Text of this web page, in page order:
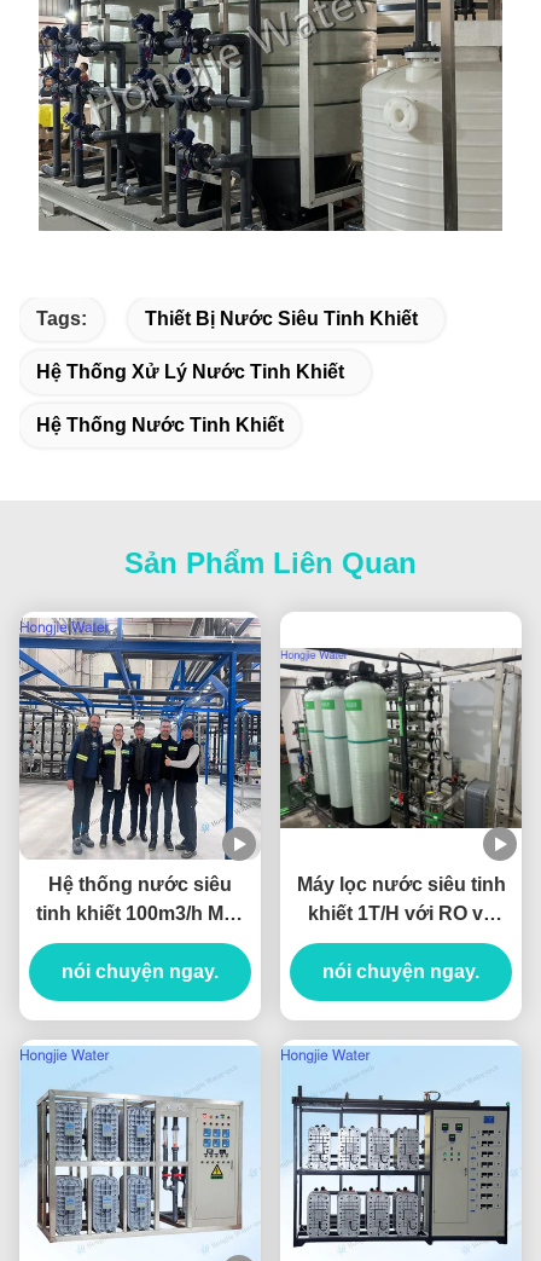
Tags: Thiết Bị Nước Siêu Tinh Khiết
Hệ Thống Xử Lý Nước Tinh Khiết
Hệ Thống Nước Tinh Khiết
Sản Phẩm Liên Quan
Hệ thống nước siêu
tinh khiết 100m3/h Máy
lọc nước công nghiệp
với các đơn vị
UF+RO+EDI
nói chuyện ngay.
Máy lọc nước siêu tinh
khiết 1T/H với RO và
EDI
nói chuyện ngay.